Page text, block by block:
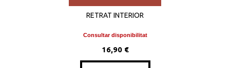
RETRAT INTERIOR
Consultar disponibilitat
16,90 €